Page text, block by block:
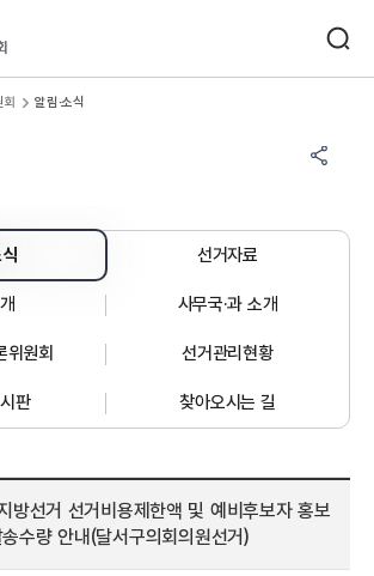
회 알림·소식
선거자료
사무국·과 소개
위원회 선거관리현황
판 찾아오시는 길
방선거 선거비용제한액 및 예비후보자 홍보
수량 안내(달서구의회의원선거)